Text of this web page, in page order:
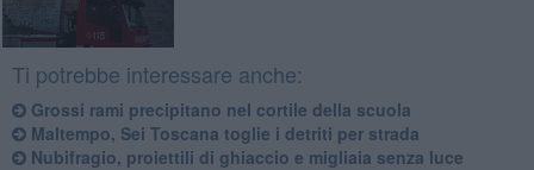
Ti potrebbe interessare anche:
Grossi rami precipitano nel cortile della scuola
Maltempo, Sei Toscana toglie i detriti per strada
Nubifragio, proiettili di ghiaccio e migliaia senza luce